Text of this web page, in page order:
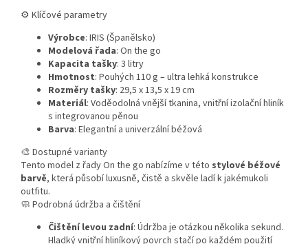
⚙️ Klíčové parametry
Výrobce: IRIS (Španělsko)
Modelová řada: On the go
Kapacita tašky: 3 litry
Hmotnost: Pouhých 110 g – ultra lehká konstrukce
Rozměry tašky: 29,5 x 13,5 x 19 cm
Materiál: Voděodolná vnější tkanina, vnitřní izolační hliník
s integrovanou pěnou
Barva: Elegantní a univerzální béžová
🎨 Dostupné varianty
Tento model z řady On the go nabízíme v této stylové béžové
barvě, která působí luxusně, čistě a skvěle ladí k jakémukoli
outfitu.
🧼 Podrobná údržba a čištění
Čištění levou zadní: Údržba je otázkou několika sekund.
Hladký vnitřní hliníkový povrch stačí po každém použití